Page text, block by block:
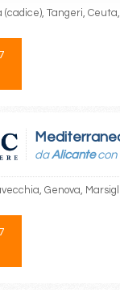
(cadice), Tangeri,
daAlicantecon
Genova,